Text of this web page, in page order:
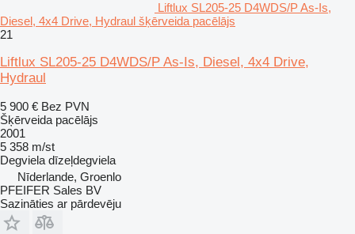
Liftlux SL205-25 D4WDS/P As-Is,
Diesel, 4x4 Drive, Hydraul šķērveida pacēlājs
21
Liftlux SL205-25 D4WDS/P As-Is, Diesel, 4x4 Drive,
Hydraul
5 900 € Bez PVN
Šķērveida pacēlājs
2001
5 358 m/st
Degviela dīzeļdegviela
Nīderlande, Groenlo
PFEIFER Sales BV
Sazināties ar pārdevēju